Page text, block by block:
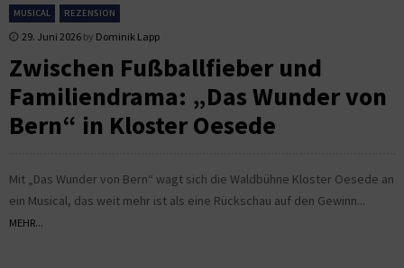
MUSICAL REZENSION
29. Juni 2026 by Dominik Lapp
Zwischen Fußballfieber und
Familiendrama: „Das Wunder von
Bern“ in Kloster Oesede
Mit „Das Wunder von Bern“ wagt sich die Waldbühne Kloster Oesede an
ein Musical, das weit mehr ist als eine Rückschau auf den Gewinn...
MEHR...